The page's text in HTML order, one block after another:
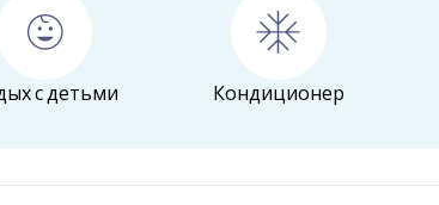
с детьми Кондиционер